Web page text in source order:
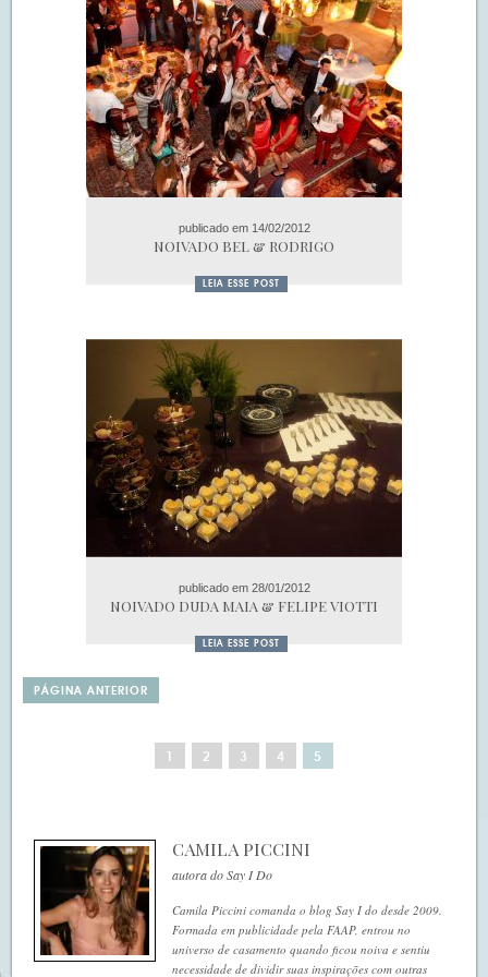
S.O.S CASADAS
FALE COM O SAY I DO
publicado em 14/02/2012
NOIVADO BEL & RODRIGO
LEIA ESSE POST
publicado em 28/01/2012
NOIVADO DUDA MAIA & FELIPE VIOTTI
LEIA ESSE POST
PÁGINA ANTERIOR
1 2 3 4 5
CAMILA PICCINI
autora do Say I Do
Camila Piccini comanda o blog Say I do desde 2009.
Formada em publicidade pela FAAP, entrou no
universo de casamento quando ficou noiva e sentiu
necessidade de dividir suas inspirações com outras